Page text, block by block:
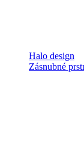
Halo design
Zásnubné